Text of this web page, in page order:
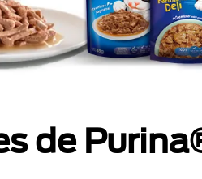
de